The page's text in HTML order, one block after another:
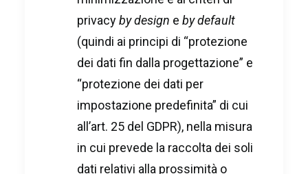
privacyby design e by default
(quindi ai principi di “protezione
dei dati fin dalla progettazione” e
“protezione dei dati per
impostazione predefinita” di cui
all’art. 25 del GDPR), nella misura
in cui prevede la raccolta dei soli
dati relativi alla prossimità o